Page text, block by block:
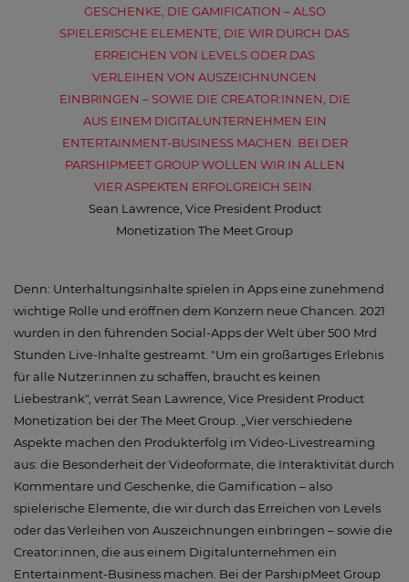
GESCHENKE, DIE GAMIFICATION – ALSO
SPIELERISCHE ELEMENTE, DIE WIR DURCH DAS
ERREICHEN VON LEVELS ODER DAS
VERLEIHEN VON AUSZEICHNUNGEN
EINBRINGEN – SOWIE DIE CREATOR:INNEN, DIE
AUS EINEM DIGITALUNTERNEHMEN EIN
ENTERTAINMENT-BUSINESS MACHEN. BEI DER
PARSHIPMEET GROUP WOLLEN WIR IN ALLEN
VIER ASPEKTEN ERFOLGREICH SEIN.
Sean Lawrence, Vice President Product
Monetization The Meet Group
Denn: Unterhaltungsinhalte spielen in Apps eine zunehmend
wichtige Rolle und eröffnen dem Konzern neue Chancen. 2021
wurden in den führenden Social-Apps der Welt über 500 Mrd
Stunden Live-Inhalte gestreamt. "Um ein großartiges Erlebnis
für alle Nutzer:innen zu schaffen, braucht es keinen
Liebestrank", verrät Sean Lawrence, Vice President Product
Monetization bei der The Meet Group. „Vier verschiedene
Aspekte machen den Produkterfolg im Video-Livestreaming
aus: die Besonderheit der Videoformate, die Interaktivität durch
Kommentare und Geschenke, die Gamification – also
spielerische Elemente, die wir durch das Erreichen von Levels
oder das Verleihen von Auszeichnungen einbringen – sowie die
Creator:innen, die aus einem Digitalunternehmen ein
Entertainment-Business machen. Bei der ParshipMeet Group